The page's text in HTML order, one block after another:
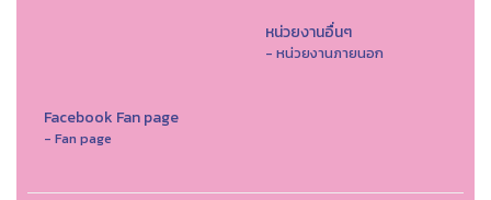
หน่วยงานอื่นๆ
- หน่วยงานภายนอก
Facebook Fan page
- Fan page